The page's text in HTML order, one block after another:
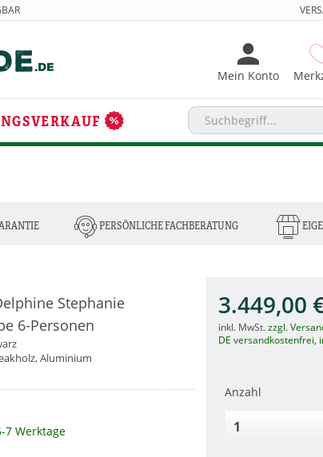
Mein Konto
PERSÖNLICHE FACHBERATUNG
Stephanie
6-Personen
Aluminium
7 Werktage
3.449,00
inkl. MwSt.zzgl.
DE versandkostenfrei,
Anzahl